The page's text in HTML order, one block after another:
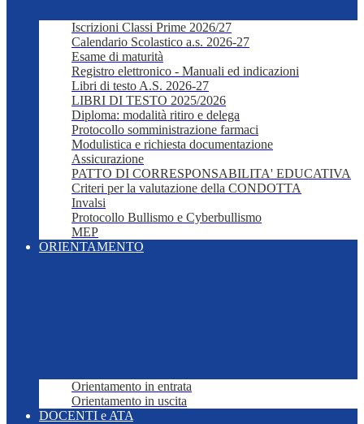
Iscrizioni Classi Prime 2026/27
Calendario Scolastico a.s. 2026-27
Esame di maturità
Registro elettronico - Manuali ed indicazioni
Libri di testo A.S. 2026-27
LIBRI DI TESTO 2025/2026
Diploma: modalità ritiro e delega
Protocollo somministrazione farmaci
Modulistica e richiesta documentazione
Assicurazione
PATTO DI CORRESPONSABILITA' EDUCATIVA
Criteri per la valutazione della CONDOTTA
Invalsi
Protocollo Bullismo e Cyberbullismo
MEP
ORIENTAMENTO
Orientamento in entrata
Orientamento in uscita
DOCENTI e ATA